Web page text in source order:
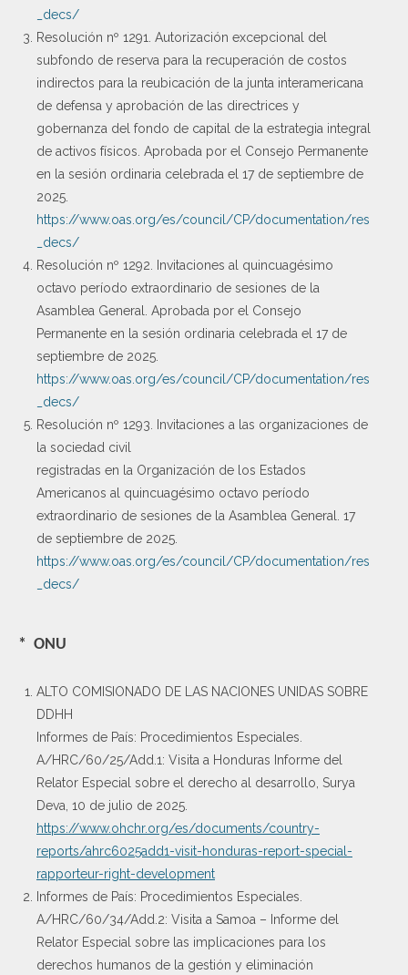
_decs/
Resolución nº 1291. Autorización excepcional del
subfondo de reserva para la recuperación de costos
indirectos para la reubicación de la junta interamericana
de defensa y aprobación de las directrices y
gobernanza del fondo de capital de la estrategia integral
de activos físicos. Aprobada por el Consejo Permanente
en la sesión ordinaria celebrada el 17 de septiembre de
2025.
https://www.oas.org/es/council/CP/documentation/res
_decs/
Resolución nº 1292. Invitaciones al quincuagésimo
octavo período extraordinario de sesiones de la
Asamblea General. Aprobada por el Consejo
Permanente en la sesión ordinaria celebrada el 17 de
septiembre de 2025.
https://www.oas.org/es/council/CP/documentation/res
_decs/
Resolución nº 1293. Invitaciones a las organizaciones de
la sociedad civil
registradas en la Organización de los Estados
Americanos al quincuagésimo octavo período
extraordinario de sesiones de la Asamblea General. 17
de septiembre de 2025.
https://www.oas.org/es/council/CP/documentation/res
_decs/
* ONU
ALTO COMISIONADO DE LAS NACIONES UNIDAS SOBRE
DDHH
Informes de País: Procedimientos Especiales.
A/HRC/60/25/Add.1: Visita a Honduras Informe del
Relator Especial sobre el derecho al desarrollo, Surya
Deva, 10 de julio de 2025.
https://www.ohchr.org/es/documents/country-
reports/ahrc6025add1-visit-honduras-report-special-
rapporteur-right-development
Informes de País: Procedimientos Especiales.
A/HRC/60/34/Add.2: Visita a Samoa – Informe del
Relator Especial sobre las implicaciones para los
derechos humanos de la gestión y eliminación